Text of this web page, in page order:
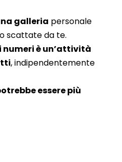
galleria personale
scattate da te.
numeri è un’attività
, indipendentemente
essere più